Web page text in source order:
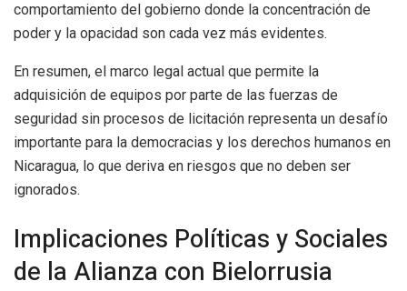
comportamiento del gobierno donde la concentración de
poder y la opacidad son cada vez más evidentes.
En resumen, el marco legal actual que permite la
adquisición de equipos por parte de las fuerzas de
seguridad sin procesos de licitación representa un desafío
importante para la democracias y los derechos humanos en
Nicaragua, lo que deriva en riesgos que no deben ser
ignorados.
Implicaciones Políticas y Sociales
de la Alianza con Bielorrusia